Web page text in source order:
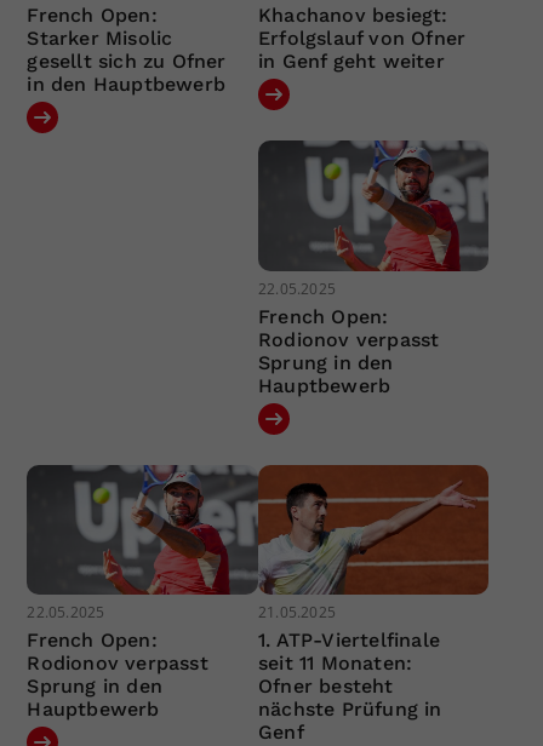
French Open:
Starker Misolic
gesellt sich zu Ofner
in den Hauptbewerb
Khachanov besiegt:
Erfolgslauf von Ofner
in Genf geht weiter
22.05.2025
French Open:
Rodionov verpasst
Sprung in den
Hauptbewerb
22.05.2025
French Open:
Rodionov verpasst
Sprung in den
Hauptbewerb
21.05.2025
1. ATP-Viertelfinale
seit 11 Monaten:
Ofner besteht
nächste Prüfung in
Genf